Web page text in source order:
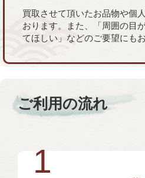
買取させて頂いたお品物や個
おります。また、「周囲の目
てほしい」などのご要望にも
ご利用の流れ
1